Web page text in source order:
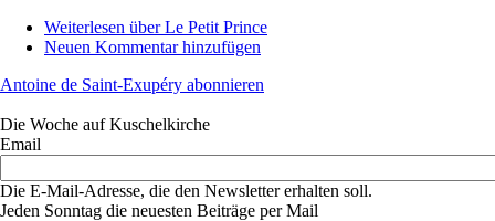
Weiterlesen über Le Petit Prince
Neuen Kommentar hinzufügen
Antoine de Saint-Exupéry abonnieren
Die Woche auf Kuschelkirche
Email
Die E-Mail-Adresse, die den Newsletter erhalten soll.
Jeden Sonntag die neuesten Beiträge per Mail